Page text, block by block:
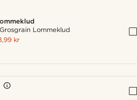
Lommeklud
kr